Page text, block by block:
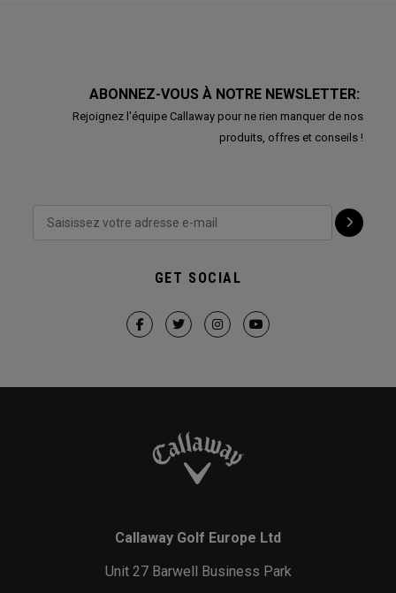
ABONNEZ-VOUS À NOTRE NEWSLETTER:
Rejoignez l'équipe Callaway pour ne rien manquer de nos
produits, offres et conseils !
GET SOCIAL
Callaway Golf Europe Ltd
Unit 27 Barwell Business Park